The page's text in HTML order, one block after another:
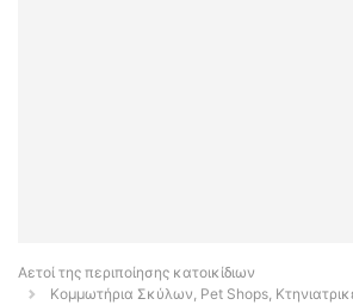
Αετοί της περιποίησης κατοικίδιων
Κομμωτήρια Σκύλων, Pet Shops,